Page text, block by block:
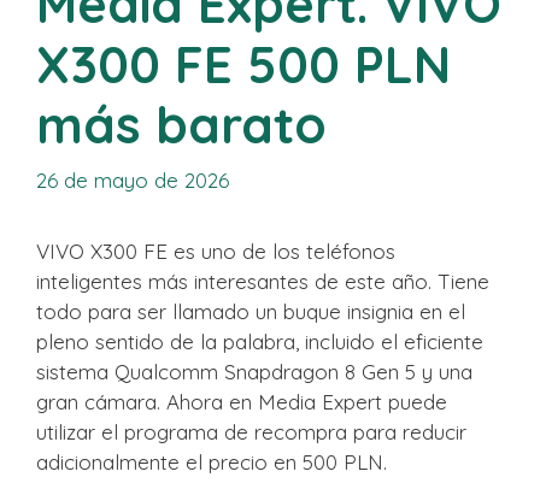
X300 FE 500 PLN
más barato
26 de mayo de 2026
VIVO X300 FE es uno de los teléfonos
inteligentes más interesantes de este año. Tiene
todo para ser llamado un buque insignia en el
pleno sentido de la palabra, incluido el eficiente
sistema Qualcomm Snapdragon 8 Gen 5 y una
gran cámara. Ahora en Media Expert puede
utilizar el programa de recompra para reducir
adicionalmente el precio en 500 PLN.